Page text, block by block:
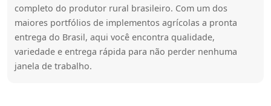
completo do produtor rural brasileiro. Com um dos
maiores portfólios de implementos agrícolas a pronta
entrega do Brasil, aqui você encontra qualidade,
variedade e entrega rápida para não perder nenhuma
janela de trabalho.